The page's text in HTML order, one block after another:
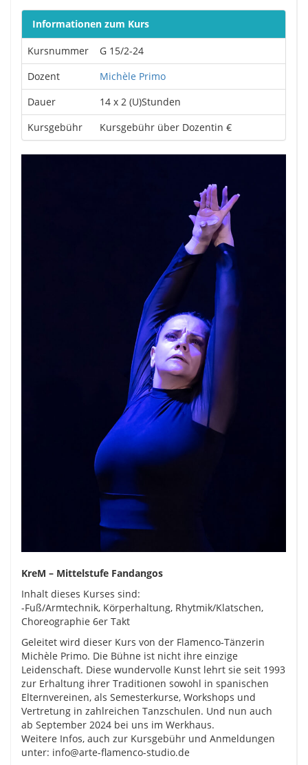
Informationen zum Kurs
Kursnummer
G 15/2-24
Dozent
Michèle Primo
Dauer
14 x 2 (U)Stunden
Kursgebühr
Kursgebühr über Dozentin €
KreM – Mittelstufe Fandangos
Inhalt dieses Kurses sind:
-Fuß/Armtechnik, Körperhaltung, Rhytmik/Klatschen,
Choreographie 6er Takt
Geleitet wird dieser Kurs von der Flamenco-Tänzerin
Michèle Primo. Die Bühne ist nicht ihre einzige
Leidenschaft. Diese wundervolle Kunst lehrt sie seit 1993
zur Erhaltung ihrer Traditionen sowohl in spanischen
Elternvereinen, als Semesterkurse, Workshops und
Vertretung in zahlreichen Tanzschulen. Und nun auch
ab September 2024 bei uns im Werkhaus.
Weitere Infos, auch zur Kursgebühr und Anmeldungen
unter: info@arte-flamenco-studio.de